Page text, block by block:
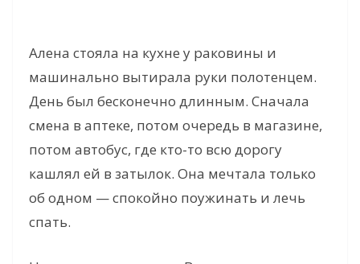
Алена стояла на кухне у раковины и
машинально вытирала руки полотенцем.
День был бесконечно длинным. Сначала
смена в аптеке, потом очередь в магазине,
потом автобус, где кто-то всю дорогу
кашлял ей в затылок. Она мечтала только
об одном — спокойно поужинать и лечь
спать.